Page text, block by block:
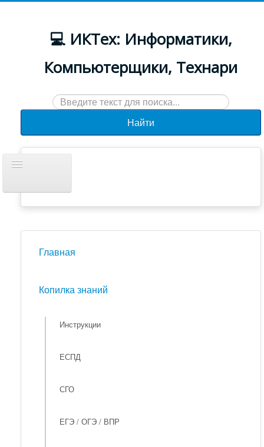
💻 ИКТех: Информатики,
Компьютерщики, Технари
Искать...
Найти
навигацию
Новости
Главная
Копилка знаний
Инструкции
ЕСПД
СГО
ЕГЭ / ОГЭ / ВПР